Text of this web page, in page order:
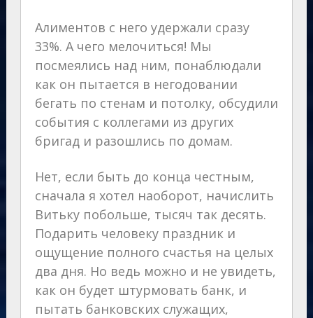
Алиментов с него удержали сразу
33%. А чего мелочиться! Мы
посмеялись над ним, понаблюдали
как он пытается в негодовании
бегать по стенам и потолку, обсудили
события с коллегами из других
бригад и разошлись по домам.
Нет, если быть до конца честным,
сначала я хотел наоборот, начислить
Витьку побольше, тысяч так десять.
Подарить человеку праздник и
ощущение полного счастья на целых
два дня. Но ведь можно и не увидеть,
как он будет штурмовать банк, и
пытать банковских служащих,